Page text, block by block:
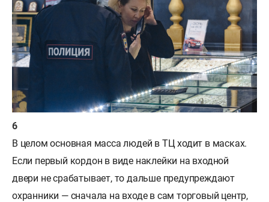
В целом основная масса людей в ТЦ ходит в масках.
Если первый кордон в виде наклейки на входной
двери не срабатывает, то дальше предупреждают
охранники — сначала на входе в сам торговый центр,